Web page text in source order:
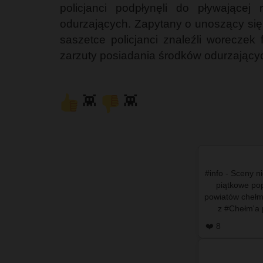
policjanci podpłynęli do
odurzających. Zapytany o unoszący
saszetce policjanci znaleźli woreczek
zarzuty posiadania środków
👾 👾
#info - Sceny
piątkowe
powiatów
z
❤️ 8